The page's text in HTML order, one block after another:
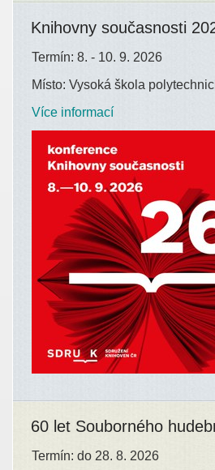
Knihovny současnosti
Termín: 8. - 10. 9. 2026
Místo: Vysoká škola
Více informací
60 let Souborného
Termín: do 28. 8. 2026